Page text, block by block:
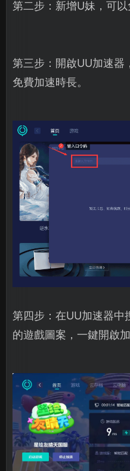
第二步：新增U妹，可以
第三步：開啟UU加速器
免費加速時長。
第四步：在UU加速器中
的遊戲圖案，一鍵開啟加